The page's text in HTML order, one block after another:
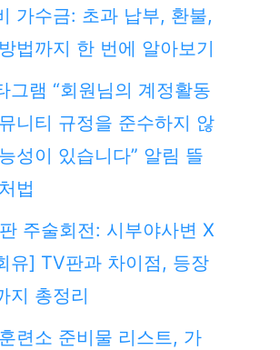
가수금: 초과 납부, 환불,
법까지 한 번에 알아보기
그램 “회원님의 계정활동
니티 규정을 준수하지 않
성이 있습니다” 알림 뜰
법
주술회전: 시부야사변 X
유] TV판과 차이점, 등장
지 총정리
련소 준비물 리스트, 가